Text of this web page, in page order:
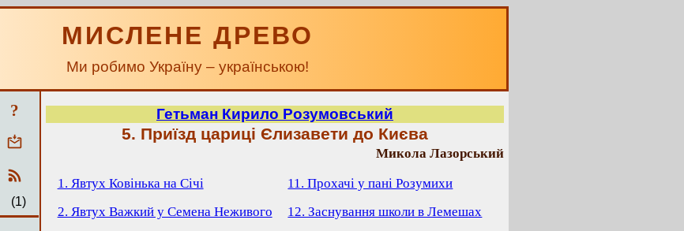
МИСЛЕНЕ ДРЕВО
Ми робимо Україну – українською!
?
(1)
Гетьман Кирило Розумовський
5. Приїзд цариці Єлизавети до Києва
Микола Лазорський
1. Явтух Ковінька на Січі
2. Явтух Важкий у Семена Неживого
11. Прохачі у пані Розумихи
12. Заснування школи в Лемешах